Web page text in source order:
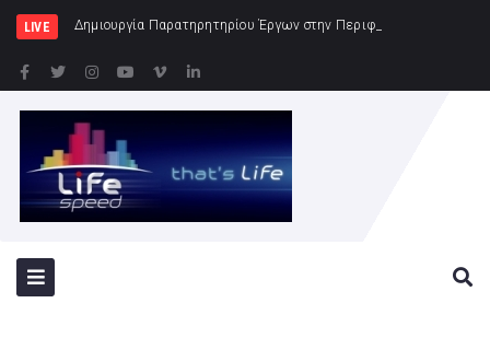
LIVE Δημιουργία Παρατηρητηρίου Έργων στην Περιφέρεια Αττικής